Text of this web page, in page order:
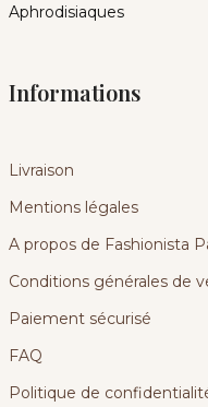
Aphrodisiaques
Informations
Livraison
Mentions légales
A propos de Fashionista
Conditions générales de
Paiement sécurisé
FAQ
Politique de